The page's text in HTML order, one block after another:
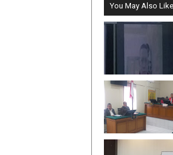
You May Also Like